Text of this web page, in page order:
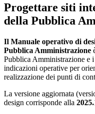
Progettare siti
della Pubblica
Il Manuale operativo di
Pubblica Amministrazione
Pubblica Amministrazione e
indicazioni operative per
realizzazione dei punti di
La versione aggiornata
design corrisponde alla